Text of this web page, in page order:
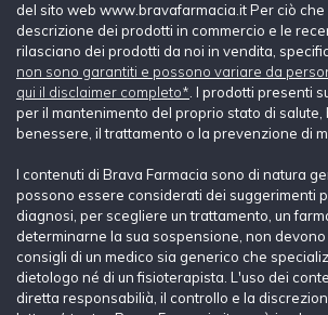
del sito web www.bravafarmacia.it Per ciò che
descrizione dei prodotti in commercio e le
rilasciano dei prodotti da noi in vendita,
non sono garantiti e possono variare da
qui il disclaimer completo* . I prodotti presenti
per il mantenimento del proprio stato di salute,
benessere, il trattamento o la prevenzione di
I contenuti di Brava Farmacia sono di natura
possono essere considerati dei suggerimenti
diagnosi, per scegliere un trattamento, un
determinarne la sua sospensione, non devono
consigli di un medico sia generico che
dietologo né di un fisioterapista. L'uso dei
diretta responsabilià, il controllo e la